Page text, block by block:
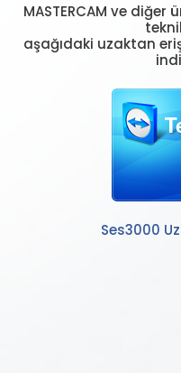
MASTERCAM ve
aşağıdaki uzaktan
Ses3000